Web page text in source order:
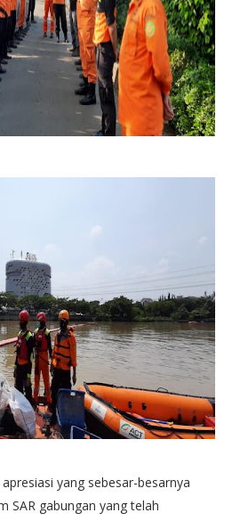
yang sebesar-besarnya
SAR gabungan yang telah